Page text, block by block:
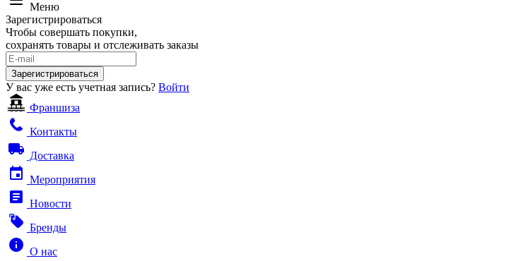
Меню
Зарегистрироваться
Чтобы совершать покупки,
сохранять товары и отслеживать заказы
Зарегистрироваться
У вас уже есть учетная запись? Войти
Франшиза
Контакты
Доставка
Мероприятия
Новости
Бренды
О нас